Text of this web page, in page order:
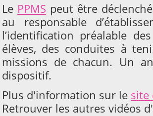
Le PPMS peut être
au responsable
l’identification préalable
élèves, des conduites à
missions de chacun. Un
dispositif.
Plus d'information sur le site
Retrouver les autres vidéos